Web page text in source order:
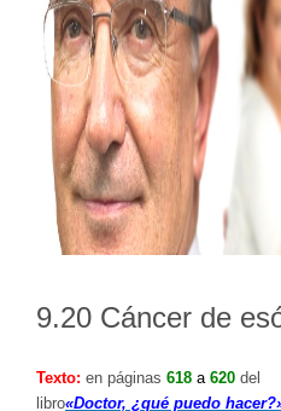
9.20 Cáncer de
Texto: en páginas 618 a 620 del
libro«Doctor, ¿qué puedo